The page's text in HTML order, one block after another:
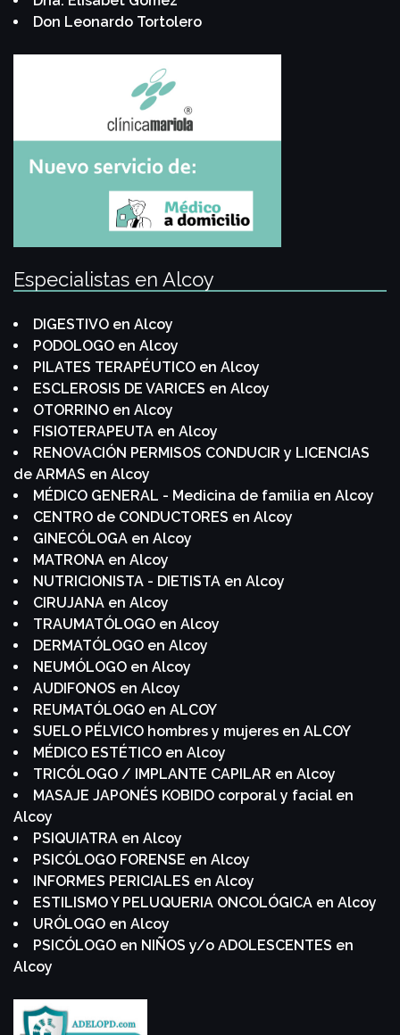
Don Leonardo Tortolero
Especialistas en Alcoy
DIGESTIVO en Alcoy
PODOLOGO en Alcoy
PILATES TERAPÉUTICO en Alcoy
ESCLEROSIS DE VARICES en Alcoy
OTORRINO en Alcoy
FISIOTERAPEUTA en Alcoy
RENOVACIÓN PERMISOS CONDUCIR y LICENCIAS
de ARMAS en Alcoy
MÉDICO GENERAL - Medicina de familia en Alcoy
CENTRO de CONDUCTORES en Alcoy
GINECÓLOGA en Alcoy
MATRONA en Alcoy
NUTRICIONISTA - DIETISTA en Alcoy
CIRUJANA en Alcoy
TRAUMATÓLOGO en Alcoy
DERMATÓLOGO en Alcoy
NEUMÓLOGO en Alcoy
AUDIFONOS en Alcoy
REUMATÓLOGO en ALCOY
SUELO PÉLVICO hombres y mujeres en ALCOY
MÉDICO ESTÉTICO en Alcoy
TRICÓLOGO / IMPLANTE CAPILAR en Alcoy
MASAJE JAPONÉS KOBIDO corporal y facial en
Alcoy
PSIQUIATRA en Alcoy
PSICÓLOGO FORENSE en Alcoy
INFORMES PERICIALES en Alcoy
ESTILISMO Y PELUQUERIA ONCOLÓGICA en Alcoy
URÓLOGO en Alcoy
PSICÓLOGO en NIÑOS y/o ADOLESCENTES en
Alcoy